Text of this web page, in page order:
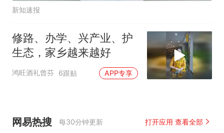
新知速报
修路、办学、兴产业、护
生态，家乡越来越好
鸿旺酒礼曾芬 6跟贴 APP专享
网易热搜 每30分钟更新 打开应用 查看全部